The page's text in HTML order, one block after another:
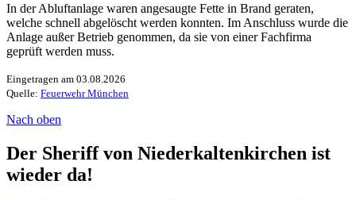
In der Abluftanlage waren angesaugte Fette in Brand geraten,
welche schnell abgelöscht werden konnten. Im Anschluss wurde die
Anlage außer Betrieb genommen, da sie von einer Fachfirma
geprüft werden muss.
Eingetragen am 03.08.2026
Quelle: Feuerwehr München
Nach oben
Der Sheriff von Niederkaltenkirchen ist
wieder da!